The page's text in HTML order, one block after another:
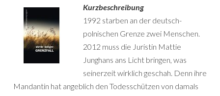
Kurzbeschreibung
1992 starben an der deutsch-
polnischen Grenze zwei Menschen.
2012 muss die Juristin Mattie
Junghans ans Licht bringen, was
seinerzeit wirklich geschah. Denn ihre
Mandantin hat angeblich den Todesschützen von damals